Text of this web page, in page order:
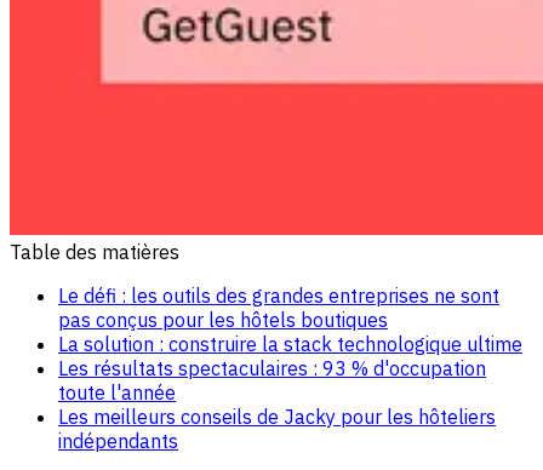
Table des matières
Le défi : les outils des grandes entreprises ne sont
pas conçus pour les hôtels boutiques
La solution : construire la stack technologique ultime
Les résultats spectaculaires : 93 % d'occupation
toute l'année
Les meilleurs conseils de Jacky pour les hôteliers
indépendants